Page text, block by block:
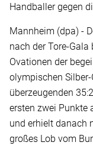
Handballer gegen
Mannheim (dpa) -
nach der Tore-
Ovationen der
olympischen
überzeugenden
ersten zwei Punkte
und erhielt danach
großes Lob vom